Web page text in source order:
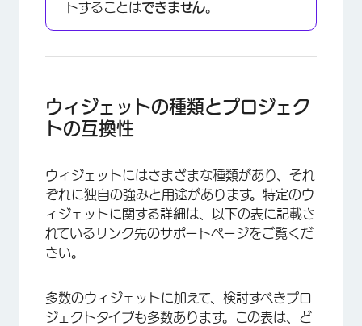
×
トすることはできません。
ウィジェットの種類とプロジェク
トの互換性
ウィジェットにはさまざまな種類があり、それ
ぞれに独自の強みと用途があります。特定のウ
ィジェットに関する詳細は、以下の表に記載さ
れているリンク先のサポートページをご覧くだ
さい。
多数のウィジェットに加えて、検討すべきプロ
ジェクトタイプも多数あります。この表は、ど